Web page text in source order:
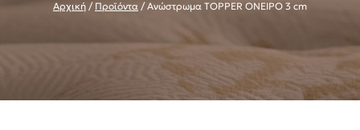
Αρχική / Προϊόντα / Ανώστρωμα TOPPER ΟΝΕΙΡΟ 3 cm